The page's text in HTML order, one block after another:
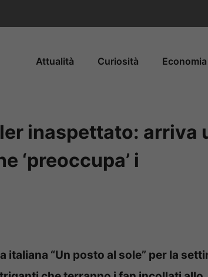
Attualità Curiosità Economia
inaspettato: arriva
‘preoccupa’ i
“Un posto al sole” per la